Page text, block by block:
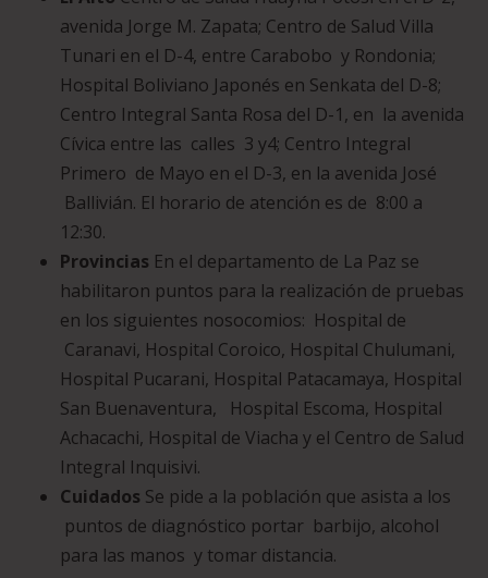
avenida Jorge M. Zapata; Centro de Salud Villa
Tunari en el D-4, entre Carabobo y Rondonia;
Hospital Boliviano Japonés en Senkata del D-8;
Centro Integral Santa Rosa del D-1, en la avenida
Cívica entre las calles 3 y4; Centro Integral
Primero de Mayo en el D-3, en la avenida José
Ballivián. El horario de atención es de 8:00 a
12:30.
Provincias En el departamento de La Paz se
habilitaron puntos para la realización de pruebas
en los siguientes nosocomios: Hospital de
Caranavi, Hospital Coroico, Hospital Chulumani,
Hospital Pucarani, Hospital Patacamaya, Hospital
San Buenaventura, Hospital Escoma, Hospital
Achacachi, Hospital de Viacha y el Centro de Salud
Integral Inquisivi.
Cuidados Se pide a la población que asista a los
puntos de diagnóstico portar barbijo, alcohol
para las manos y tomar distancia.